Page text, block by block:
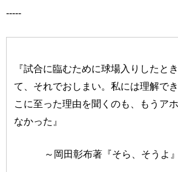
-----
『試合に臨むために球場入りしたと
て、それでおしまい。私には理解で
こに至った理由を聞くのも、もうア
なかった』
～岡田彰布著『そら、そうよ